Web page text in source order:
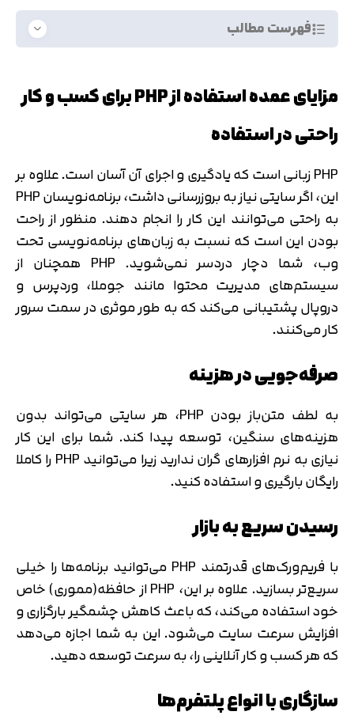
فهرست مطالب
مزایای عمده استفاده از PHP برای کسب و کار
راحتی در استفاده
PHP زبانی است که یادگیری و اجرای آن آسان است. علاوه بر
این، اگر سایتی نیاز به بروزرسانی داشت، برنامه‌نویسان PHP
به راحتی می‌توانند این کار را انجام دهند. منظور از راحت
بودن این است که نسبت به زبان‌های برنامه‌نویسی تحت
وب، شما دچار دردسر نمی‌شوید. PHP همچنان از
سیستم‌های مدیریت محتوا مانند جوملا، وردپرس و
دروپال پشتیبانی می‌کند که به طور موثری در سمت سرور
کار می‌کنند.
صرفه‌جویی در هزینه
به لطف متن‌باز بودن PHP، هر سایتی می‌تواند بدون
هزینه‌های سنگین، توسعه پیدا کند. شما برای این کار
نیازی به نرم افزارهای گران ندارید زیرا می‌توانید PHP را کاملا
رایگان بارگیری و استفاده کنید.
رسیدن سریع به بازار
با فریم‌ورک‌های قدرتمند PHP می‌توانید برنامه‌ها را خیلی
سریع‌تر بسازید. علاوه بر این، PHP از حافظه(مموری) خاص
خود استفاده می‌کند، که باعث کاهش چشمگیر بارگزاری و
افزایش سرعت سایت می‌شود. این به شما اجازه می‌دهد
که هر کسب و کار آنلاینی را، به سرعت توسعه دهید.
سازگاری با انواع پلتفرم‌ها